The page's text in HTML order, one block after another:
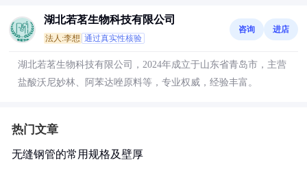
湖北若茗生物科技有限公司
法人:李想 通过真实性核验
咨询 进店
湖北若茗生物科技有限公司，2024年成立于山东省青岛市，主营
盐酸沃尼妙林、阿苯达唑原料等，专业权威，经验丰富。
热门文章
无缝钢管的常用规格及壁厚